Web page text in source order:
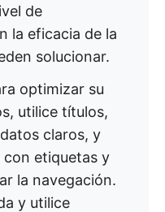
de
la eficacia de la
solucionar.
optimizar su
utilice títulos,
claros, y
etiquetas y
la navegación.
y utilice